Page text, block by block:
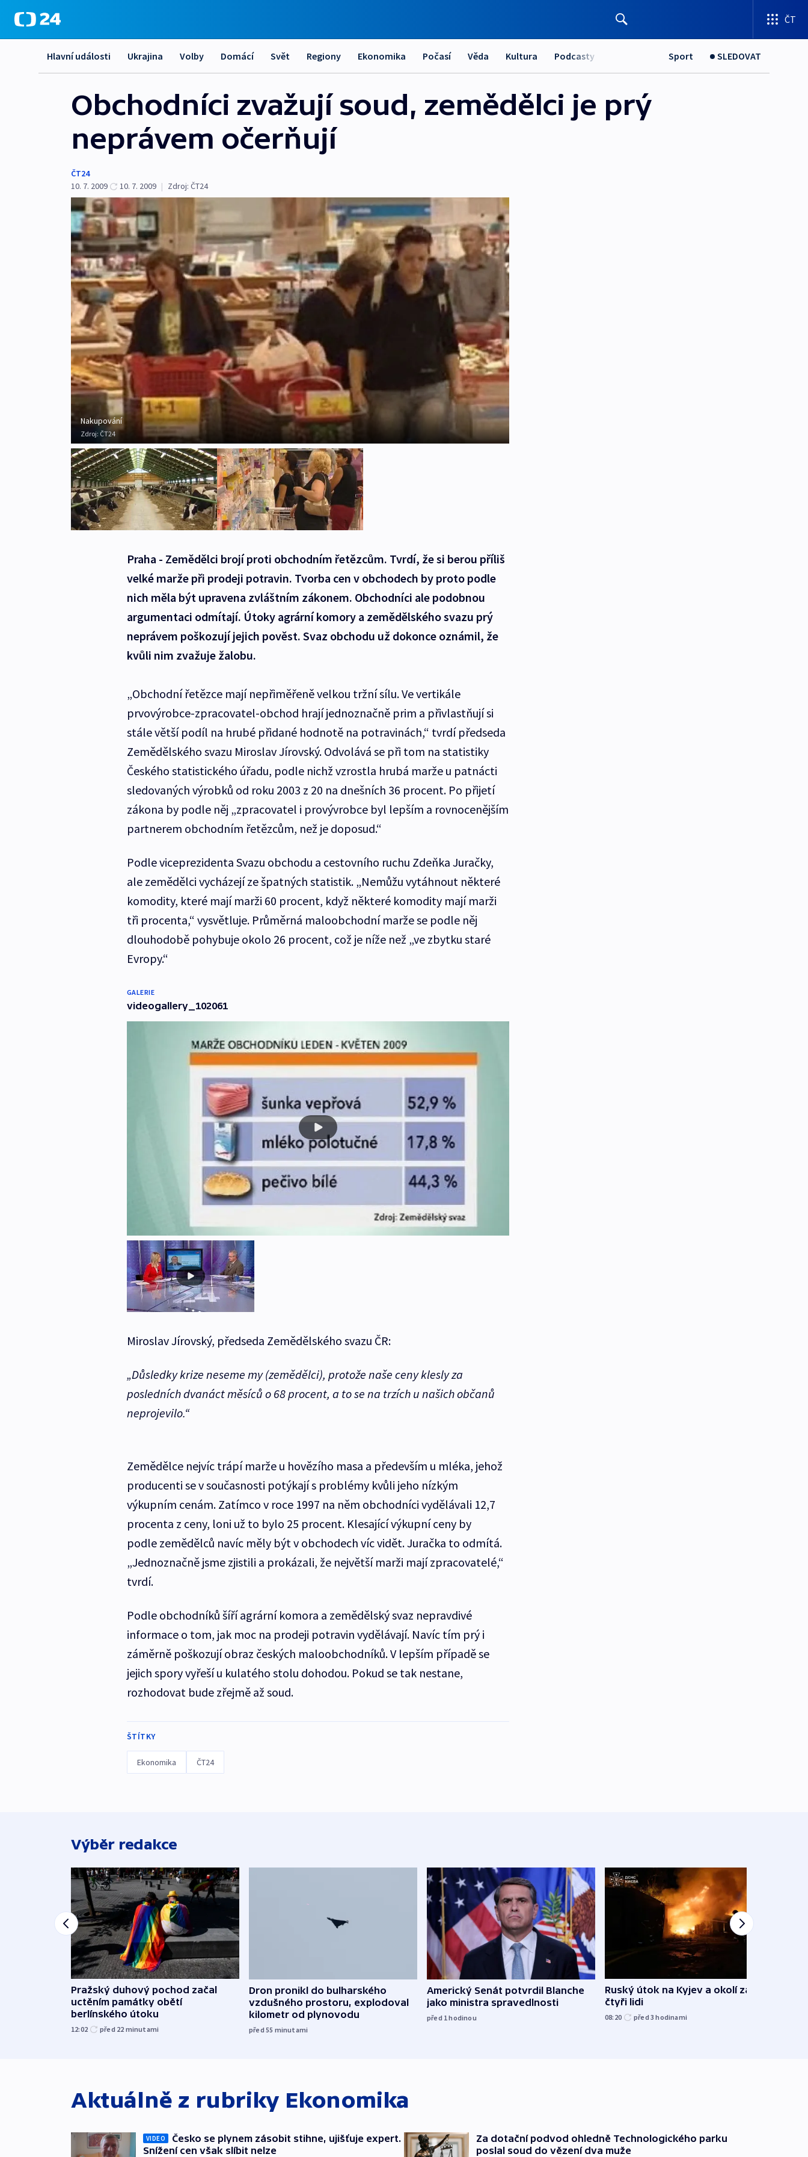
ČT
Hlavní události Ukrajina Volby Domácí Svět Regiony Ekonomika Počasí Věda Kultura Podcasty Sport SLEDOVAT
Obchodníci zvažují soud, zemědělci je prý
neprávem očerňují
ČT24
10. 7. 2009
10. 7. 2009 | Zdroj: ČT24
Nakupování
Zdroj: ČT24
Praha - Zemědělci brojí proti obchodním řetězcům. Tvrdí, že si berou příliš
velké marže při prodeji potravin. Tvorba cen v obchodech by proto podle
nich měla být upravena zvláštním zákonem. Obchodníci ale podobnou
argumentaci odmítají. Útoky agrární komory a zemědělského svazu prý
neprávem poškozují jejich pověst. Svaz obchodu už dokonce oznámil, že
kvůli nim zvažuje žalobu.
„Obchodní řetězce mají nepřiměřeně velkou tržní sílu. Ve vertikále
prvovýrobce-zpracovatel-obchod hrají jednoznačně prim a přivlastňují si
stále větší podíl na hrubé přidané hodnotě na potravinách,“ tvrdí předseda
Zemědělského svazu Miroslav Jírovský. Odvolává se při tom na statistiky
Českého statistického úřadu, podle nichž vzrostla hrubá marže u patnácti
sledovaných výrobků od roku 2003 z 20 na dnešních 36 procent. Po přijetí
zákona by podle něj „zpracovatel i provývrobce byl lepším a rovnocenějším
partnerem obchodním řetězcům, než je doposud.“
Podle viceprezidenta Svazu obchodu a cestovního ruchu Zdeňka Juračky,
ale zemědělci vycházejí ze špatných statistik. „Nemůžu vytáhnout některé
komodity, které mají marži 60 procent, když některé komodity mají marži
tři procenta,“ vysvětluje. Průměrná maloobchodní marže se podle něj
dlouhodobě pohybuje okolo 26 procent, což je níže než „ve zbytku staré
Evropy.“
GALERIE
videogallery_102061
Miroslav Jírovský, předseda Zemědělského svazu ČR:
„Důsledky krize neseme my (zemědělci), protože naše ceny klesly za
posledních dvanáct měsíců o 68 procent, a to se na trzích u našich občanů
neprojevilo.“
Zemědělce nejvíc trápí marže u hovězího masa a především u mléka, jehož
producenti se v současnosti potýkají s problémy kvůli jeho nízkým
výkupním cenám. Zatímco v roce 1997 na něm obchodníci vydělávali 12,7
procenta z ceny, loni už to bylo 25 procent. Klesající výkupní ceny by
podle zemědělců navíc měly být v obchodech víc vidět. Juračka to odmítá.
„Jednoznačně jsme zjistili a prokázali, že největší marži mají zpracovatelé,“
tvrdí.
Podle obchodníků šíří agrární komora a zemědělský svaz nepravdivé
informace o tom, jak moc na prodeji potravin vydělávají. Navíc tím prý i
záměrně poškozují obraz českých maloobchodníků. V lepším případě se
jejich spory vyřeší u kulatého stolu dohodou. Pokud se tak nestane,
rozhodovat bude zřejmě až soud.
ŠTÍTKY
Ekonomika ČT24
Výběr redakce
Pražský duhový pochod začal
uctěním památky obětí
berlínského útoku
12:02 před 22 minutami
Dron pronikl do bulharského
vzdušného prostoru, explodoval
kilometr od plynovodu
před 55 minutami
Americký Senát potvrdil Blanche
jako ministra spravedlnosti
před 1hodinou
Ruský útok na Kyjev a okolí zabil
čtyři lidi
08:20 před 3hodinami
Aktuálně z rubriky Ekonomika
VIDEO
Česko se plynem zásobit stihne, ujišťuje expert.
Snížení cen však slíbit nelze
Za dotační podvod ohledně Technologického parku
poslal soud do vězení dva muže